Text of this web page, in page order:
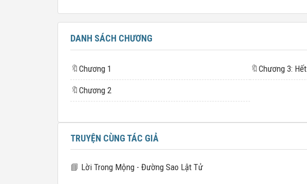
DANH SÁCH CHƯƠNG
🔖 Chương 1
🔖 Chương 2
🔖 Chương 3: Hết
TRUYỆN CÙNG TÁC GIẢ
📘 Lời Trong Mộng - Đường Sao Lật Tử